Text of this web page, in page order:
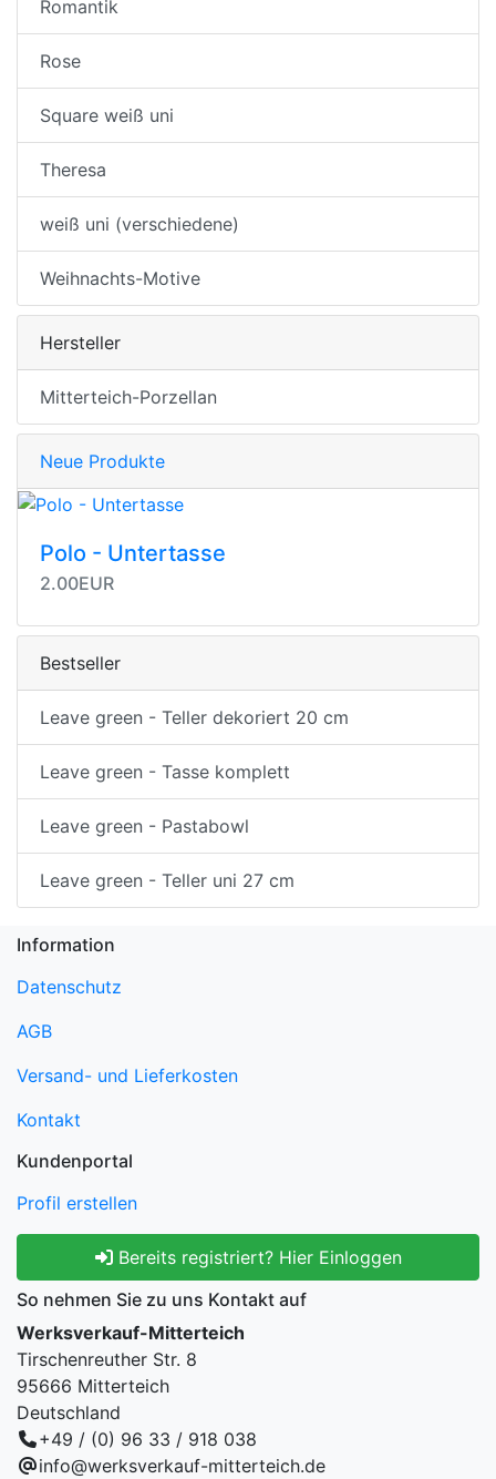
Romantik
Rose
Square weiß uni
Theresa
weiß uni (verschiedene)
Weihnachts-Motive
Hersteller
Mitterteich-Porzellan
Neue Produkte
Polo - Untertasse
2.00EUR
Bestseller
Leave green - Teller dekoriert 20 cm
Leave green - Tasse komplett
Leave green - Pastabowl
Leave green - Teller uni 27 cm
Information
Datenschutz
AGB
Versand- und Lieferkosten
Kontakt
Kundenportal
Profil erstellen
Bereits registriert? Hier Einloggen
So nehmen Sie zu uns Kontakt auf
Werksverkauf-Mitterteich
Tirschenreuther Str. 8
95666 Mitterteich
Deutschland
+49 / (0) 96 33 / 918 038
info@werksverkauf-mitterteich.de